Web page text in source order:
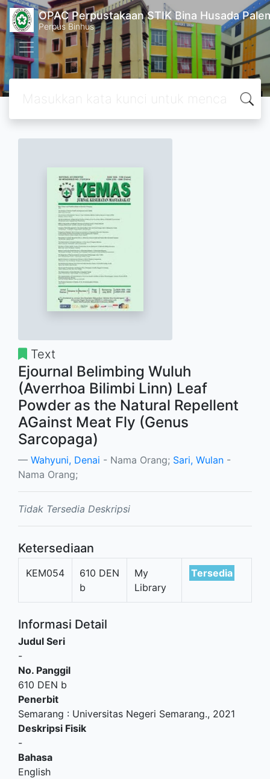
OPAC Perpustakaan STIK Bina Husada
Perpus Binhus
Text
Ejournal Belimbing Wuluh
(Averrhoa Bilimbi Linn) Leaf
Powder as the Natural Repellent
AGainst Meat Fly (Genus
Sarcopaga)
Wahyuni, Denai - Nama Orang; Sari, Wulan -
Nama Orang;
Tidak Tersedia Deskripsi
Ketersediaan
KEM054
610 DEN
b
My
Library
Tersedia
Informasi Detail
Judul Seri
-
No. Panggil
610 DEN b
Penerbit
Semarang : Universitas Negeri Semarang., 2021
Deskripsi Fisik
-
Bahasa
English